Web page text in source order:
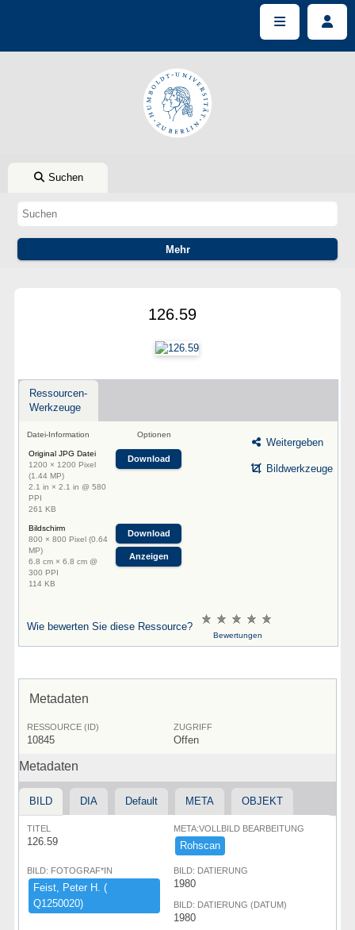
Suchen
126.59
Ressourcen-
Werkzeuge
Datei-Information Optionen
Original JPG Datei
1200 × 1200 Pixel
(1.44 MP)
2.1 in × 2.1 in @ 580
PPI
261 KB
Download
Bildschirm
800 × 800 Pixel (0.64
MP)
6.8 cm × 6.8 cm @
300 PPI
114 KB
Download
Anzeigen
Weitergeben
Bildwerkzeuge
Wie bewerten Sie diese Ressource?
Bewertungen
Metadaten
RESSOURCE (ID)
10845
ZUGRIFF
Offen
Metadaten
BILD DIA Default META OBJEKT
TITEL
126.59
META:VOLLBILD BEARBEITUNG
Rohscan
BILD: FOTOGRAF*IN
Feist,​ ​Peter ​H.​ ​(​
Q1250020)​
BILD: DATIERUNG
1980
BILD: DATIERUNG (DATUM)
1980